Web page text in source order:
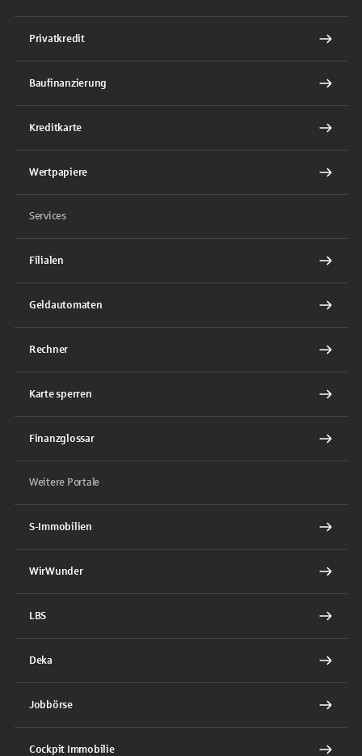
Privatkredit
Baufinanzierung
Kreditkarte
Wertpapiere
Services
Filialen
Geldautomaten
Rechner
Karte sperren
Finanzglossar
Weitere Portale
S-Immobilien
WirWunder
LBS
Deka
Jobbörse
Cockpit Immobilie